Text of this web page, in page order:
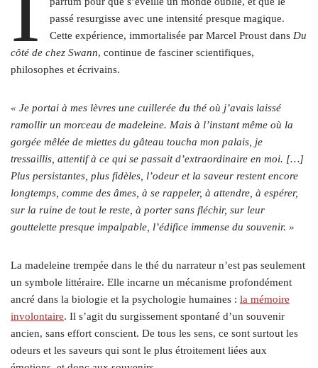
passé resurgisse avec une intensité presque magique.
Cette expérience, immortalisée par Marcel Proust dans Du
côté de chez Swann, continue de fasciner scientifiques,
philosophes et écrivains.
« Je portai à mes lèvres une cuillerée du thé où j’avais laissé
ramollir un morceau de madeleine. Mais à l’instant même où la
gorgée mêlée de miettes du gâteau toucha mon palais, je
tressaillis, attentif à ce qui se passait d’extraordinaire en moi. […]
Plus persistantes, plus fidèles, l’odeur et la saveur restent encore
longtemps, comme des âmes, à se rappeler, à attendre, à espérer,
sur la ruine de tout le reste, à porter sans fléchir, sur leur
gouttelette presque impalpable, l’édifice immense du souvenir. »
La madeleine trempée dans le thé du narrateur n’est pas seulement
un symbole littéraire. Elle incarne un mécanisme profondément
ancré dans la biologie et la psychologie humaines : la mémoire
involontaire. Il s’agit du surgissement spontané d’un souvenir
ancien, sans effort conscient. De tous les sens, ce sont surtout les
odeurs et les saveurs qui sont le plus étroitement liées aux